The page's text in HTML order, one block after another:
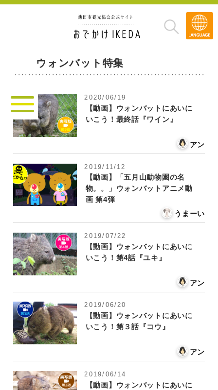
ウォンバット特集
2020/06/19
【動画】ウォンバットにあいに
いこう！最終話『ワイン』
アン
2019/11/12
【動画】「五月山動物園の名
物。。」ウォンバットアニメ動
画 第4弾
うまーい
2019/07/22
【動画】ウォンバットにあいに
いこう！第4話『ユキ』
アン
2019/06/20
【動画】ウォンバットにあいに
いこう！第３話『コウ』
アン
2019/06/14
【動画】ウォンバットにあいに
»